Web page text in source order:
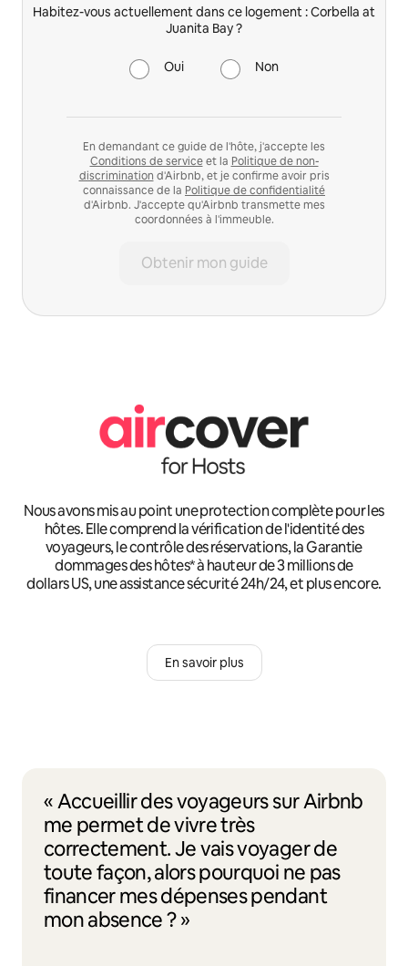
Habitez-vous actuellement dans ce logement : Corbella at
Juanita Bay ?
Oui Non
En demandant ce guide de l'hôte, j'accepte les
Conditions de serviceet la Politique de non-
discrimination d'Airbnb, et je confirme avoir pris
connaissance de la Politique de confidentialité
d'Airbnb. J'accepte qu'Airbnb transmette mes
coordonnées à l'immeuble.
Obtenir mon guide
Nous avons mis au point une protection complète pour les
hôtes. Elle comprend la vérification de l'identité des
voyageurs, le contrôle des réservations, la Garantie
dommages des hôtes* à hauteur de 3 millions de
dollars US, une assistance sécurité 24h/24, et plus encore.
En savoir plus
« Accueillir des voyageurs sur Airbnb
me permet de vivre très
correctement. Je vais voyager de
toute façon, alors pourquoi ne pas
financer mes dépenses pendant
mon absence ? »